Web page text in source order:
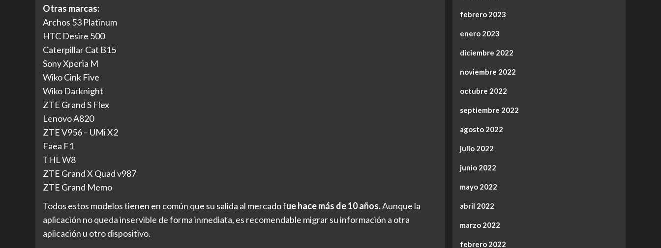
Otras marcas:
Archos 53 Platinum
HTC Desire 500
Caterpillar Cat B15
Sony Xperia M
Wiko Cink Five
Wiko Darknight
ZTE Grand S Flex
Lenovo A820
ZTE V956 – UMi X2
Faea F1
THL W8
ZTE Grand X Quad v987
ZTE Grand Memo
Todos estos modelos tienen en común que su salida al mercado fue hace más de 10 años.Aunque la
aplicación no queda inservible de forma inmediata, es recomendable migrar su información a otra
aplicación u otro dispositivo.
febrero 2023
enero 2023
diciembre 2022
noviembre 2022
octubre 2022
septiembre 2022
agosto 2022
julio 2022
junio 2022
mayo 2022
abril 2022
marzo 2022
febrero 2022